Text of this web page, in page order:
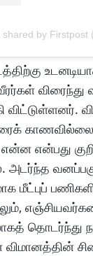
shared by Firstpost
விரைந்து
விட்டுள்ளனர்.
என்பது
அடர்ந்த
மீட்புப்
தொடர்ந்து
விமானத்தின்